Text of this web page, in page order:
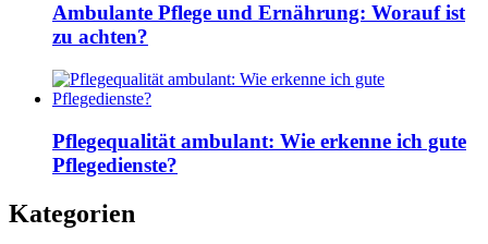
Ambulante Pflege und Ernährung: Worauf ist
zu achten?
Pflegequalität ambulant: Wie erkenne ich gute
Pflegedienste?
Kategorien